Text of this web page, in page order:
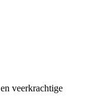
veerkrachtige